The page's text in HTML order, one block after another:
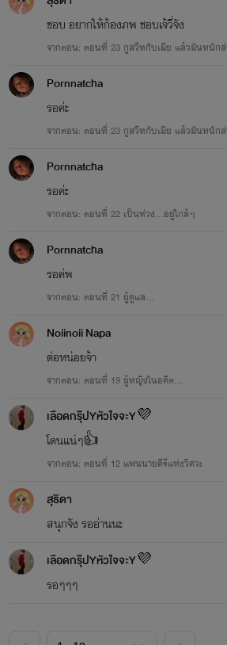
ชอบ อยากให้ก้องภพ ชอบเจ้วี่จัง
จากตอน: ตอนที่ 23 กูสวีทกับเมีย แล้วมันหนักส่
Pornnatcha
รอค่ะ
จากตอน: ตอนที่ 23 กูสวีทกับเมีย แล้วมันหนักส่
Pornnatcha
รอค่ะ
จากตอน: ตอนที่ 22 เป็นห่วง...อยู่ใกล้ๆ
Pornnatcha
รอค่พ
จากตอน: ตอนที่ 21 ผู้ดูแล...
Noiinoii Napa
ต่อหน่อยจ้า
จากตอน: ตอนที่ 19 ผู้หญิงในอดีต...
เลือดกรุ๊ปYหัวใจจะY💜
โดนแน่ๆ👍
จากตอน: ตอนที่ 12 แฟนนายคีรีแห่งวิศวะ
สุธิดา
สนุกจัง รออ่านนะ
เลือดกรุ๊ปYหัวใจจะY💜
รอๆๆๆ